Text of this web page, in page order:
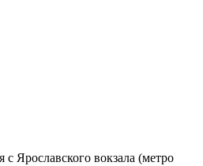
с Ярославского вокзала (метро